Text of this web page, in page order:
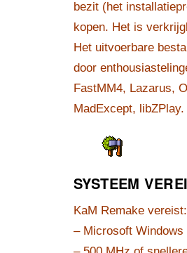
bezit (het
kopen. Het is
Het uitvoerbare
door
FastMM4, Lazarus,
MadExcept, libZPlay.
SYSTEEM
KaM Remake vereist:
– Microsoft